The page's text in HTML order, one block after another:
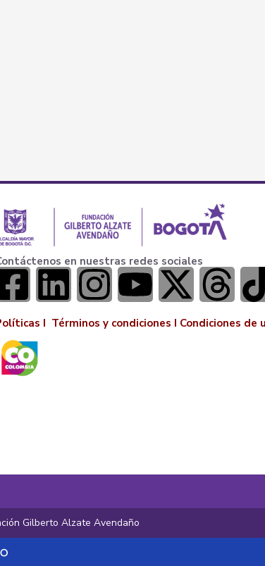
en nuestras redes sociales
I Términos y condiciones I Condiciones de
Gilberto Alzate Avendaño